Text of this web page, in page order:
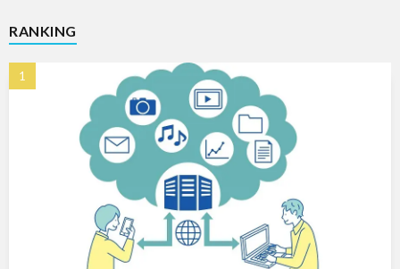
RANKING